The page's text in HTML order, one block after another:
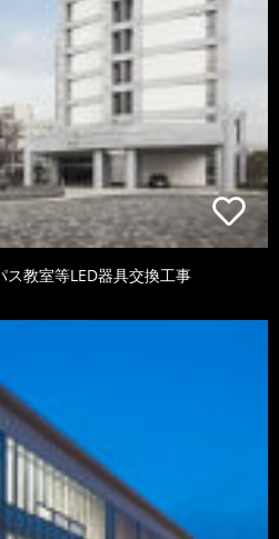
教室等LED器具交換工事